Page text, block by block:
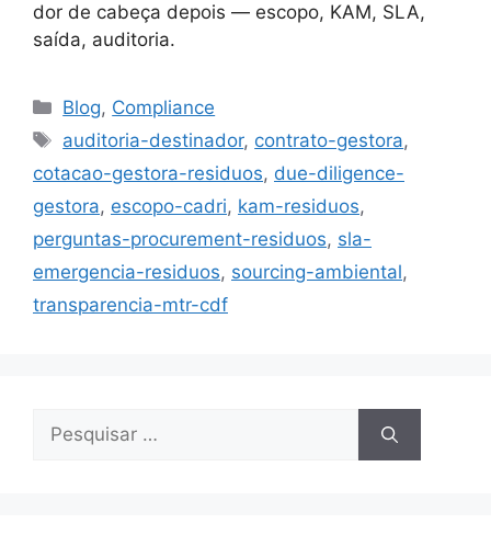
dor de cabeça depois — escopo, KAM, SLA,
saída, auditoria.
Blog, Compliance
auditoria-destinador, contrato-gestora,
cotacao-gestora-residuos, due-diligence-
gestora, escopo-cadri, kam-residuos,
perguntas-procurement-residuos, sla-
emergencia-residuos, sourcing-ambiental,
transparencia-mtr-cdf